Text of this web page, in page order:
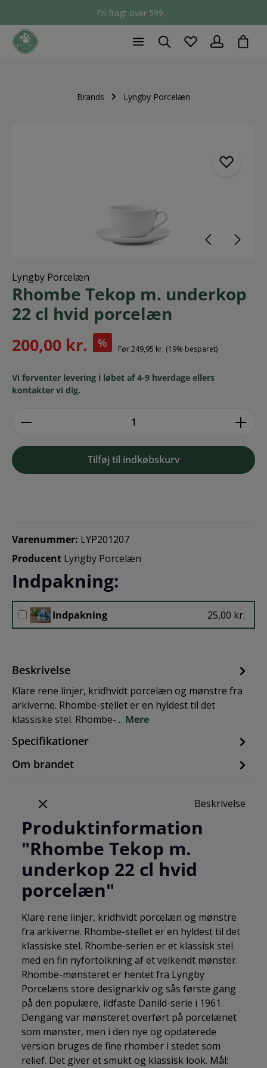
Fri fragt over 599,-
Brands Lyngby Porcelæn
Lyngby Porcelæn
Rhombe Tekop m. underkop
22 cl hvid porcelæn
200,00 kr. % Før249,95 kr. (19% besparet)
Vi forventer levering i løbet af 4-9 hverdage ellers
kontakter vi dig.
Tilføj til indkøbskurv
Varenummer: LYP201207
Producent Lyngby Porcelæn
Indpakning:
Indpakning 25,00 kr.
Beskrivelse
Klare rene linjer, kridhvidt porcelæn og mønstre fra
arkiverne. Rhombe-stellet er en hyldest til det
klassiske stel. Rhombe-… Mere
Specifikationer
Om brandet
Beskrivelse
Produktinformation
"Rhombe Tekop m.
underkop 22 cl hvid
porcelæn"
Klare rene linjer, kridhvidt porcelæn og mønstre
fra arkiverne. Rhombe-stellet er en hyldest til det
klassiske stel. Rhombe-serien er et klassisk stel
med en fin nyfortolkning af et velkendt mønster.
Rhombe-mønsteret er hentet fra Lyngby
Porcelæns store designarkiv og sås første gang
på den populære, ildfaste Danild-serie i 1961.
Dengang var mønsteret overført på porcelænet
som mønster, men i den nye og opdaterede
version bruges de fine rhomber i stedet som
relief. Det giver et smukt og klassisk look. Mål: